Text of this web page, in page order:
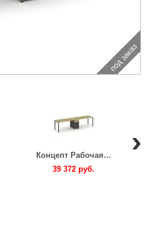
под заказ
Концепт Рабочая...
39 372 руб.